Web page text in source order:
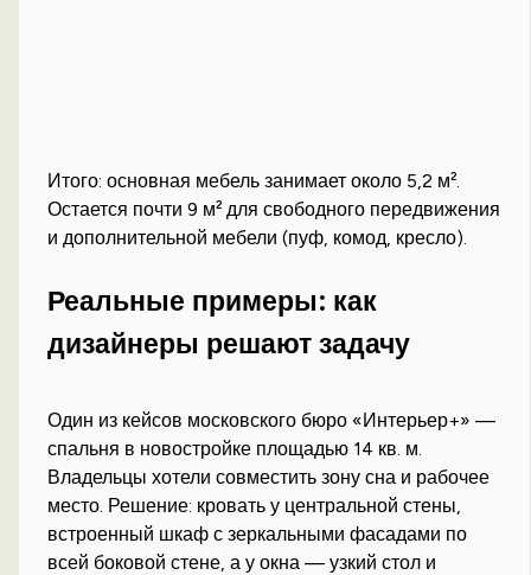
Итого: основная мебель занимает около 5,2 м².
Остается почти 9 м² для свободного передвижения
и дополнительной мебели (пуф, комод, кресло).
Реальные примеры: как
дизайнеры решают задачу
Один из кейсов московского бюро «Интерьер+» —
спальня в новостройке площадью 14 кв. м.
Владельцы хотели совместить зону сна и рабочее
место. Решение: кровать у центральной стены,
встроенный шкаф с зеркальными фасадами по
всей боковой стене, а у окна — узкий стол и